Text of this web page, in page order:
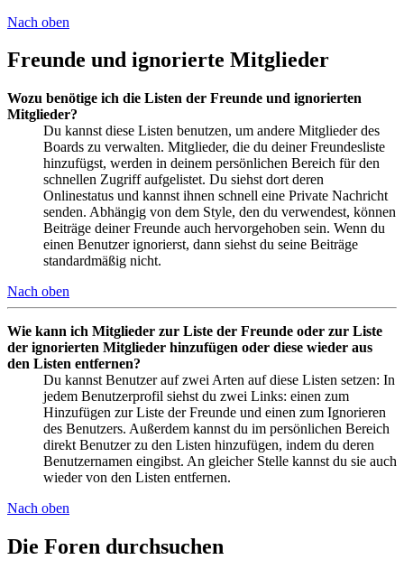
Nach oben
Freunde und ignorierte Mitglieder
Wozu benötige ich die Listen der Freunde und ignorierten
Mitglieder?
Du kannst diese Listen benutzen, um andere Mitglieder des
Boards zu verwalten. Mitglieder, die du deiner Freundesliste
hinzufügst, werden in deinem persönlichen Bereich für den
schnellen Zugriff aufgelistet. Du siehst dort deren
Onlinestatus und kannst ihnen schnell eine Private Nachricht
senden. Abhängig von dem Style, den du verwendest, können
Beiträge deiner Freunde auch hervorgehoben sein. Wenn du
einen Benutzer ignorierst, dann siehst du seine Beiträge
standardmäßig nicht.
Nach oben
Wie kann ich Mitglieder zur Liste der Freunde oder zur Liste
der ignorierten Mitglieder hinzufügen oder diese wieder aus
den Listen entfernen?
Du kannst Benutzer auf zwei Arten auf diese Listen setzen: In
jedem Benutzerprofil siehst du zwei Links: einen zum
Hinzufügen zur Liste der Freunde und einen zum Ignorieren
des Benutzers. Außerdem kannst du im persönlichen Bereich
direkt Benutzer zu den Listen hinzufügen, indem du deren
Benutzernamen eingibst. An gleicher Stelle kannst du sie auch
wieder von den Listen entfernen.
Nach oben
Die Foren durchsuchen